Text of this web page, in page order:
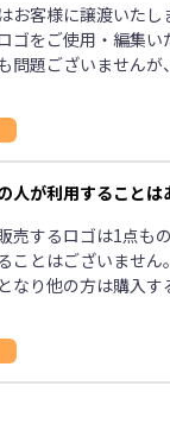
お客様に譲渡いた
ゴをご使用・編集い
問題ございません
人が利用することは
売するロゴは1点も
ことはございませ
なり他の方は購入